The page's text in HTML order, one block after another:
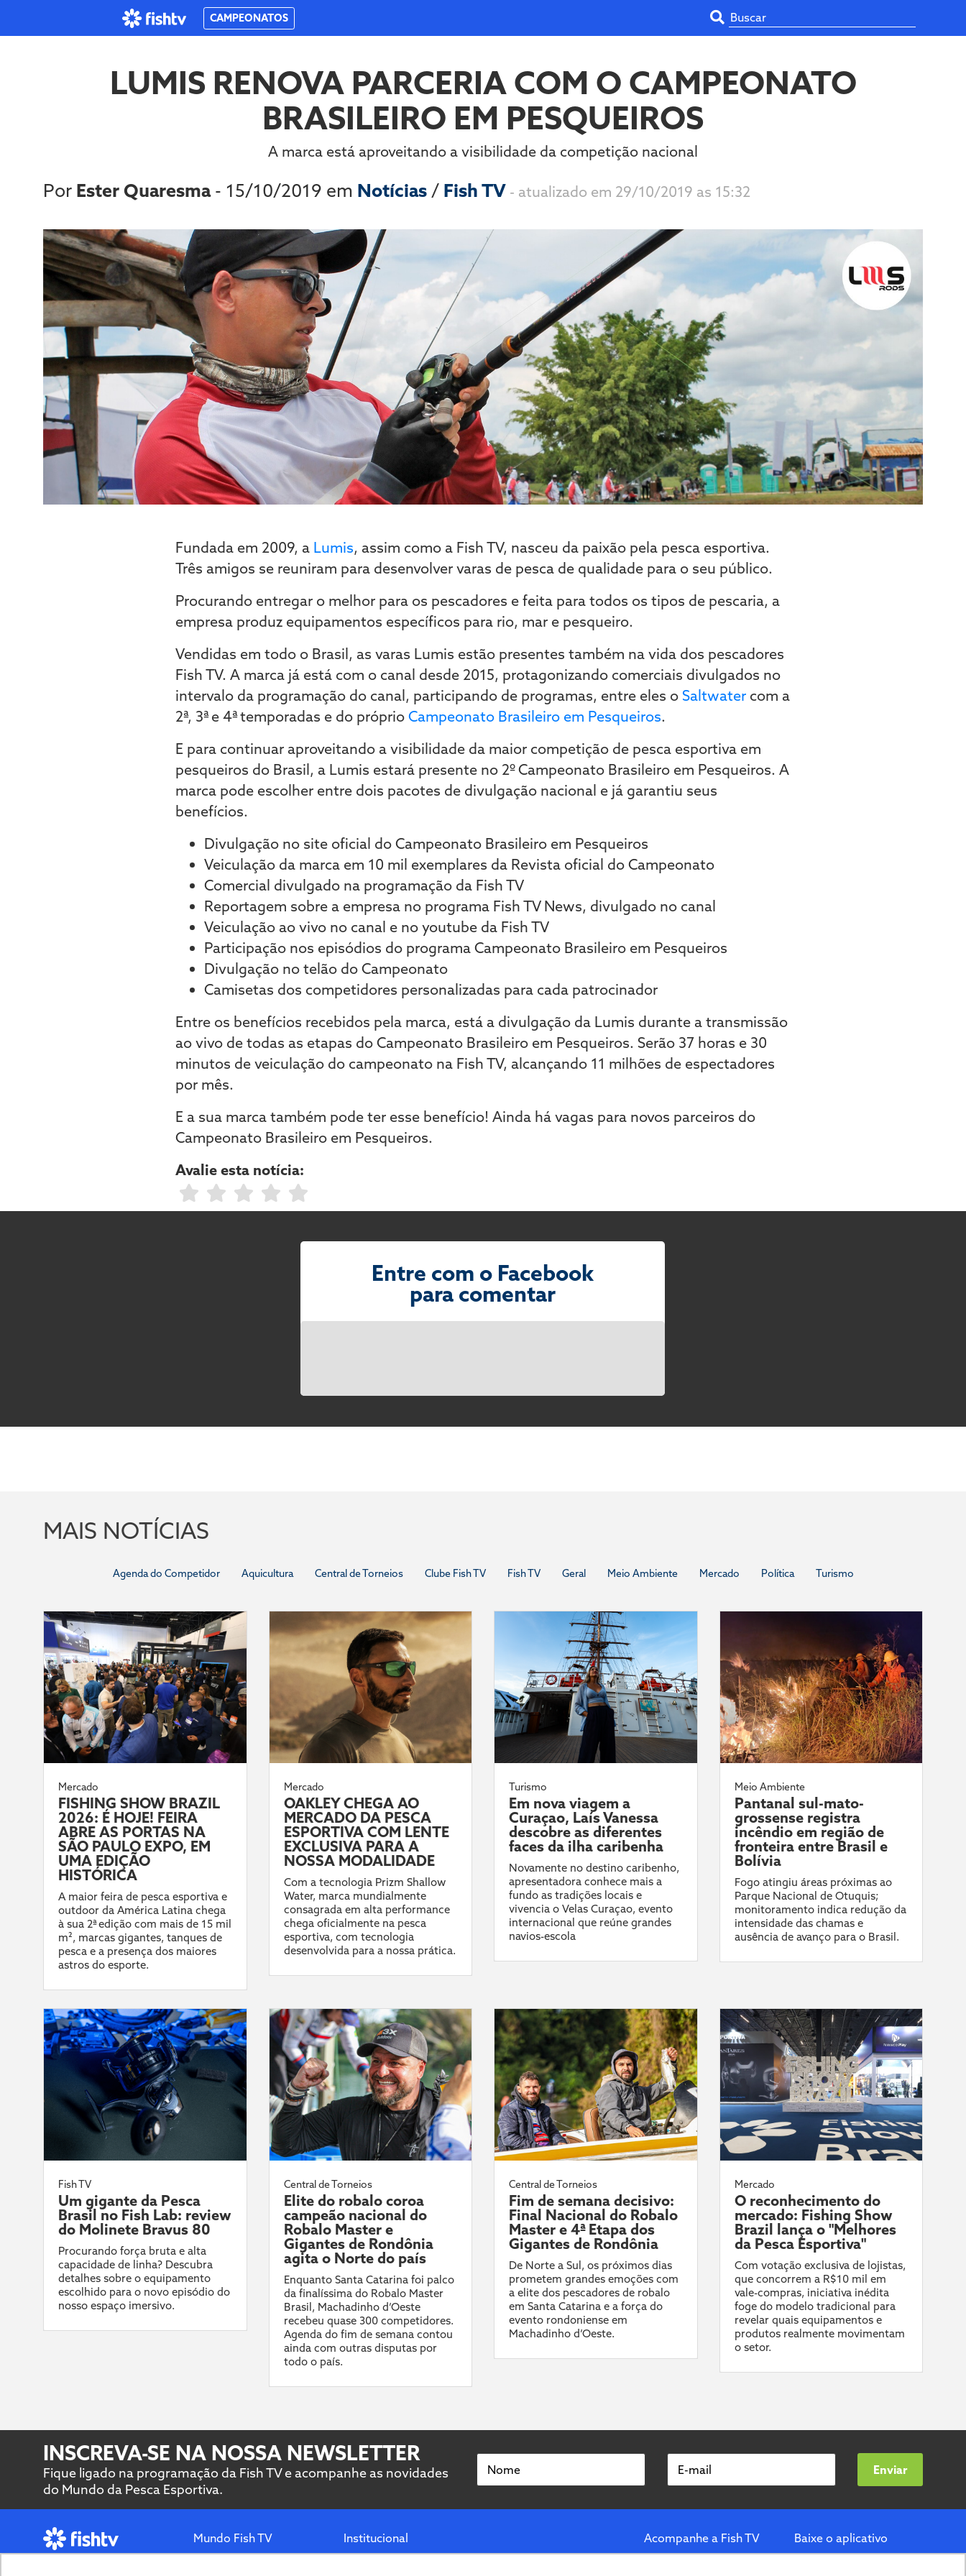
CAMPEONATOS
LUMIS RENOVA PARCERIA COM O CAMPEONATO
BRASILEIRO EM PESQUEIROS
A marca está aproveitando a visibilidade da competição nacional
Por Ester Quaresma- 15/10/2019 em Notícias/ Fish TV - atualizado em 29/10/2019 as 15:32
Fundada em 2009, a Lumis, assim como a Fish TV, nasceu da paixão pela pesca esportiva.
Três amigos se reuniram para desenvolver varas de pesca de qualidade para o seu público.
Procurando entregar o melhor para os pescadores e feita para todos os tipos de pescaria, a
empresa produz equipamentos específicos para rio, mar e pesqueiro.
Vendidas em todo o Brasil, as varas Lumis estão presentes também na vida dos pescadores
Fish TV. A marca já está com o canal desde 2015, protagonizando comerciais divulgados no
intervalo da programação do canal, participando de programas, entre eles o Saltwatercom a
2ª, 3ª e 4ª temporadas e do próprio Campeonato Brasileiro em Pesqueiros.
E para continuar aproveitando a visibilidade da maior competição de pesca esportiva em
pesqueiros do Brasil, a Lumis estará presente no 2º Campeonato Brasileiro em Pesqueiros. A
marca pode escolher entre dois pacotes de divulgação nacional e já garantiu seus
benefícios.
Divulgação no site oficial do Campeonato Brasileiro em Pesqueiros
Veiculação da marca em 10 mil exemplares da Revista oficial do Campeonato
Comercial divulgado na programação da Fish TV
Reportagem sobre a empresa no programa Fish TV News, divulgado no canal
Veiculação ao vivo no canal e no youtube da Fish TV
Participação nos episódios do programa Campeonato Brasileiro em Pesqueiros
Divulgação no telão do Campeonato
Camisetas dos competidores personalizadas para cada patrocinador
Entre os benefícios recebidos pela marca, está a divulgação da Lumis durante a transmissão
ao vivo de todas as etapas do Campeonato Brasileiro em Pesqueiros. Serão 37 horas e 30
minutos de veiculação do campeonato na Fish TV, alcançando 11 milhões de espectadores
por mês.
E a sua marca também pode ter esse benefício! Ainda há vagas para novos parceiros do
Campeonato Brasileiro em Pesqueiros.
Avalie esta notícia:
Entre com o Facebook
para comentar
MAIS NOTÍCIAS
Agenda do Competidor Aquicultura Central de Torneios Clube Fish TV Fish TV Geral Meio Ambiente Mercado Política Turismo
Mercado
FISHING SHOW BRAZIL
2026: É HOJE! FEIRA
ABRE AS PORTAS NA
SÃO PAULO EXPO, EM
UMA EDIÇÃO
HISTÓRICA
A maior feira de pesca esportiva e
outdoor da América Latina chega
à sua 2ª edição com mais de 15 mil
m², marcas gigantes, tanques de
pesca e a presença dos maiores
astros do esporte.
Mercado
OAKLEY CHEGA AO
MERCADO DA PESCA
ESPORTIVA COM LENTE
EXCLUSIVA PARA A
NOSSA MODALIDADE
Com a tecnologia Prizm Shallow
Water, marca mundialmente
consagrada em alta performance
chega oficialmente na pesca
esportiva, com tecnologia
desenvolvida para a nossa prática.
Turismo
Em nova viagem a
Curaçao, Laís Vanessa
descobre as diferentes
faces da ilha caribenha
Novamente no destino caribenho,
apresentadora conhece mais a
fundo as tradições locais e
vivencia o Velas Curaçao, evento
internacional que reúne grandes
navios-escola
Meio Ambiente
Pantanal sul-mato-
grossense registra
incêndio em região de
fronteira entre Brasil e
Bolívia
Fogo atingiu áreas próximas ao
Parque Nacional de Otuquis;
monitoramento indica redução da
intensidade das chamas e
ausência de avanço para o Brasil.
Fish TV
Um gigante da Pesca
Brasil no Fish Lab: review
do Molinete Bravus 80
Procurando força bruta e alta
capacidade de linha? Descubra
detalhes sobre o equipamento
escolhido para o novo episódio do
nosso espaço imersivo.
Central de Torneios
Elite do robalo coroa
campeão nacional do
Robalo Master e
Gigantes de Rondônia
agita o Norte do país
Enquanto Santa Catarina foi palco
da finalíssima do Robalo Master
Brasil, Machadinho d’Oeste
recebeu quase 300 competidores.
Agenda do fim de semana contou
ainda com outras disputas por
todo o país.
Central de Torneios
Fim de semana decisivo:
Final Nacional do Robalo
Master e 4ª Etapa dos
Gigantes de Rondônia
De Norte a Sul, os próximos dias
prometem grandes emoções com
a elite dos pescadores de robalo
em Santa Catarina e a força do
evento rondoniense em
Machadinho d’Oeste.
Mercado
O reconhecimento do
mercado: Fishing Show
Brazil lança o "Melhores
da Pesca Esportiva"
Com votação exclusiva de lojistas,
que concorrem a R$10 mil em
vale-compras, iniciativa inédita
foge do modelo tradicional para
revelar quais equipamentos e
produtos realmente movimentam
o setor.
INSCREVA-SE NA NOSSA NEWSLETTER
Fique ligado na programação da Fish TV e acompanhe as novidades
do Mundo da Pesca Esportiva.
Nome E-mail Enviar
Mundo Fish TV
Institucional
Acompanhe a Fish TV Baixe o aplicativo